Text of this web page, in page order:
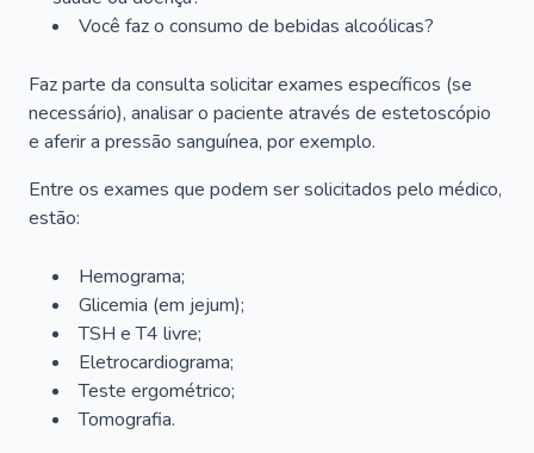
Você faz o consumo de bebidas alcoólicas?
Faz parte da consulta solicitar exames específicos (se
necessário), analisar o paciente através de estetoscópio
e aferir a pressão sanguínea, por exemplo.
Entre os exames que podem ser solicitados pelo médico,
estão:
Hemograma;
Glicemia (em jejum);
TSH e T4 livre;
Eletrocardiograma;
Teste ergométrico;
Tomografia.